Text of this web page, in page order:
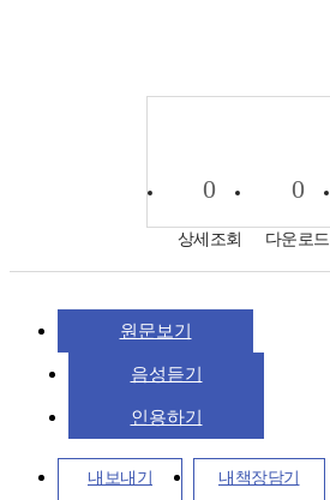
0
상세조회
0
다운로드
원문보기
음성듣기
인용하기
내보내기 내책장담기